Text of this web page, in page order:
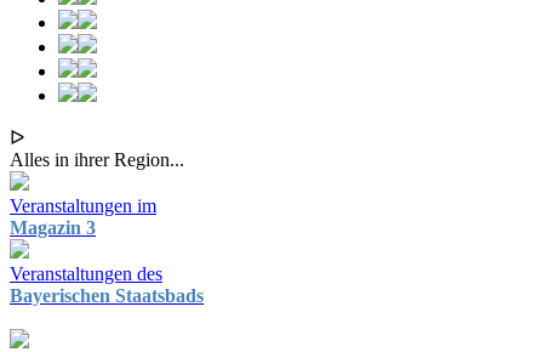
ᐅ
Alles in ihrer Region...
Veranstaltungen im
Magazin 3
Veranstaltungen des
Bayerischen Staatsbads